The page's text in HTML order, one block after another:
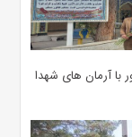
با آرمان های شهدا